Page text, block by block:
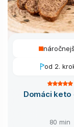
od 2.
Domáci keto
80 min